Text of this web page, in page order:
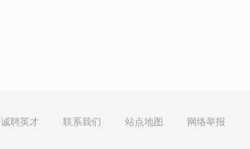
诚聘英才 联系我们 站点地图 网络举报